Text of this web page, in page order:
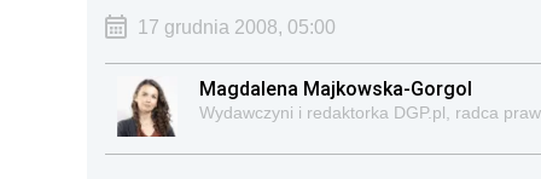
17 grudnia 2008, 05:00
Magdalena Majkowska-Gorgol
Wydawczyni i redaktorka DGP.pl, radca